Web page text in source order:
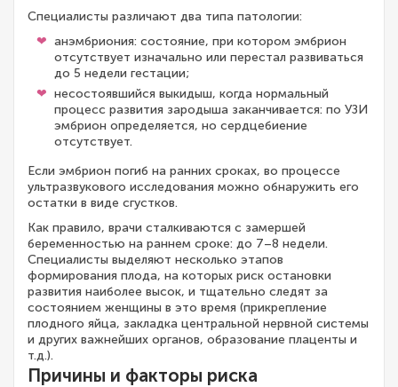
Специалисты различают два типа патологии:
анэмбриония: состояние, при котором эмбрион
отсутствует изначально или перестал развиваться
до 5 недели гестации;
несостоявшийся выкидыш, когда нормальный
процесс развития зародыша заканчивается: по УЗИ
эмбрион определяется, но сердцебиение
отсутствует.
Если эмбрион погиб на ранних сроках, во процессе
ультразвукового исследования можно обнаружить его
остатки в виде сгустков.
Как правило, врачи сталкиваются с замершей
беременностью на раннем сроке: до 7–8 недели.
Специалисты выделяют несколько этапов
формирования плода, на которых риск остановки
развития наиболее высок, и тщательно следят за
состоянием женщины в это время (прикрепление
плодного яйца, закладка центральной нервной системы
и других важнейших органов, образование плаценты и
т.д.).
Причины и факторы риска